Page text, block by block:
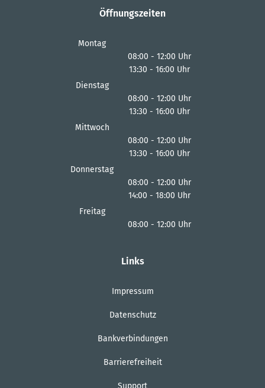
Öffnungszeiten
Montag
08:00 - 12:00 Uhr
Von 08:00 bis 12:00 Uhr
13:30 - 16:00 Uhr
Dienstag
08:00 - 12:00 Uhr
Von 08:00 bis 12:00 Uhr
13:30 - 16:00 Uhr
Mittwoch
08:00 - 12:00 Uhr
Von 08:00 bis 12:00 Uhr
13:30 - 16:00 Uhr
Donnerstag
08:00 - 12:00 Uhr
Von 08:00 bis 12:00 Uhr
14:00 - 18:00 Uhr
Freitag
08:00 - 12:00 Uhr
Links
Impressum
Datenschutz
Bankverbindungen
Barrierefreiheit
Support